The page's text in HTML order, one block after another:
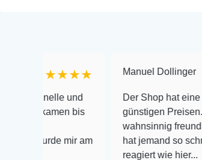
und
kamen bis
mir am
Manuel Dollinger
Der Shop hat eine riesige
günstigen Preisen. Der
wahnsinnig freundlich
hat jemand so schnell
reagiert wie hier...